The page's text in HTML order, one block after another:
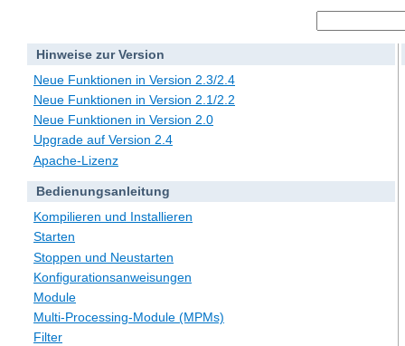
Hinweise zur Version
Neue Funktionen in Version 2.3/2.4
Neue Funktionen in Version 2.1/2.2
Neue Funktionen in Version 2.0
Upgrade auf Version 2.4
Apache-Lizenz
Bedienungsanleitung
Kompilieren und Installieren
Starten
Stoppen und Neustarten
Konfigurationsanweisungen
Module
Multi-Processing-Module (MPMs)
Filter